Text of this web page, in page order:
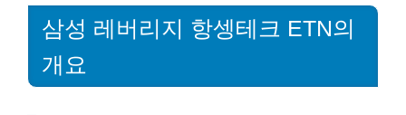
삼성 레버리지 항셍테크 ETN의
개요